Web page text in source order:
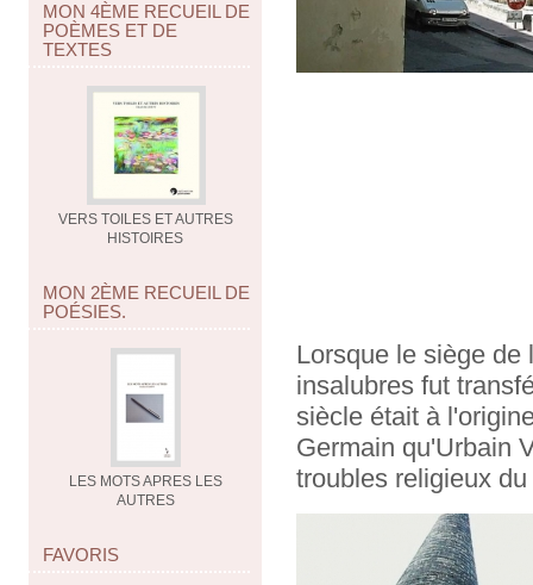
MON 4ÈME RECUEIL DE
POÈMES ET DE
TEXTES
VERS TOILES ET AUTRES
HISTOIRES
MON 2ÈME RECUEIL DE
POÉSIES.
LES MOTS APRES LES
AUTRES
FAVORIS
Lorsque le siège de
insalubres fut
siècle était à
Germain qu'Urbain
troubles religieux